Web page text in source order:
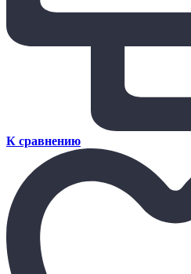
К сравнению